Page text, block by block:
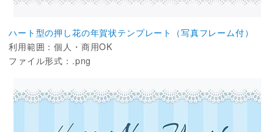
ハート型の押し花の年賀状テンプレート（写真フレーム付）
利用範囲：個人・商用OK
ファイル形式：.png